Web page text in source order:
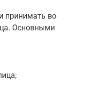
принимать во
Основными